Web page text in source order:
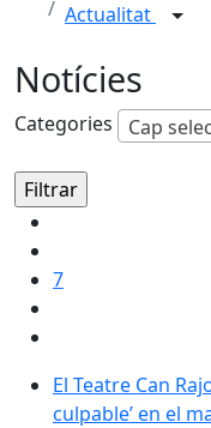
Actualitat
Notícies
Categories Cap
7
El Teatre Can
El Teatre Can
culpable’ en el